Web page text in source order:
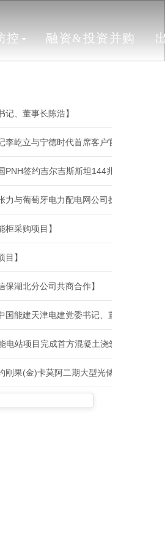
控 融资&投资并购
记、董事长陈浩】
柜采购项目】
目】
保湖北分公司共商合作】
电站项目完成首方混凝土浇筑】